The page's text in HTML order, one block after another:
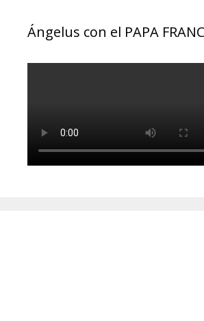
Ángelus con el PAPA